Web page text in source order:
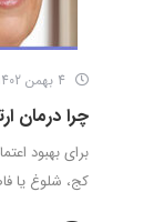
چرا درمان
برای بهبود
کج، شلوغ یا